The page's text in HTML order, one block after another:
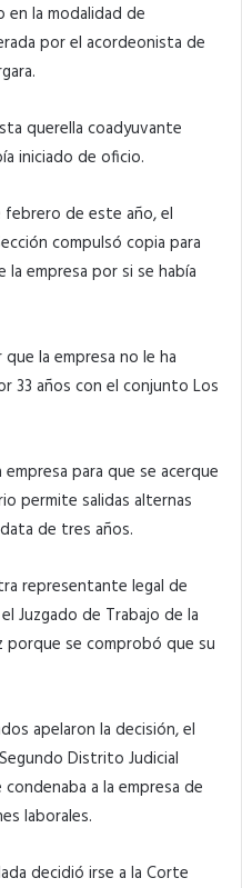
la modalidad de
por el acordeonista de
querella coadyuvante
iniciado de oficio.
de este año, el
compulsó copia para
empresa por si se había
la empresa no le ha
33 años con el conjunto Los
para que se acerque
permite salidas alternas
de tres años.
representante legal de
Juzgado de Trabajo de la
porque se comprobó que su
apelaron la decisión, el
Distrito Judicial
a la empresa de
laborales.
decidió irse a la Corte